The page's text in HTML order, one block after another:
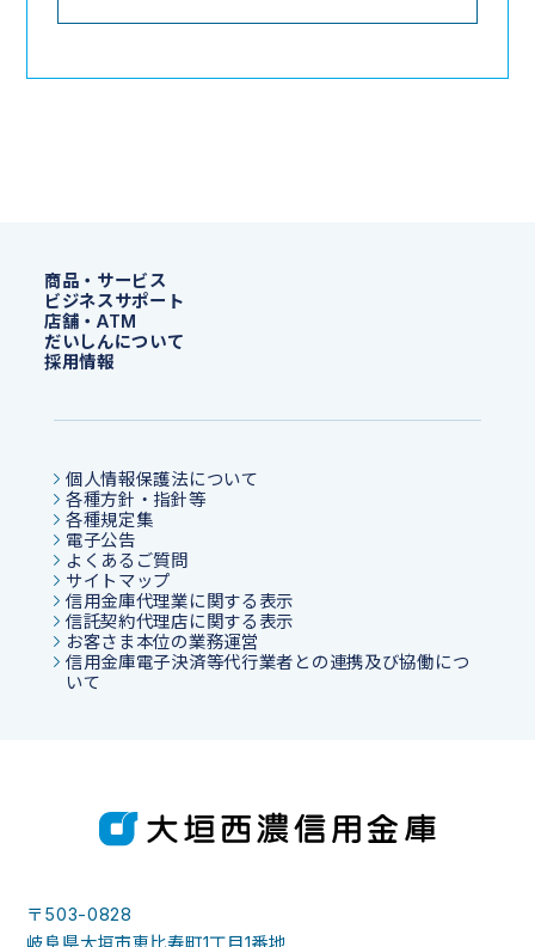
商品・サービス
ビジネスサポート
店舗・ATM
だいしんについて
採用情報
個人情報保護法について
各種方針・指針等
各種規定集
電子公告
よくあるご質問
サイトマップ
信用金庫代理業に関する表示
信託契約代理店に関する表示
お客さま本位の業務運営
信用金庫電子決済等代行業者との連携及び協働につ
いて
〒503-0828
岐阜県大垣市恵比寿町1丁目1番地